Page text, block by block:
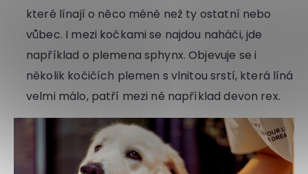
které línají o něco méně než ty ostatní nebo
vůbec. I mezi kočkami se najdou naháči, jde
například o plemena sphynx. Objevuje se i
několik kočičích plemen s vlnitou srstí, která líná
velmi málo, patří mezi ně například devon rex.